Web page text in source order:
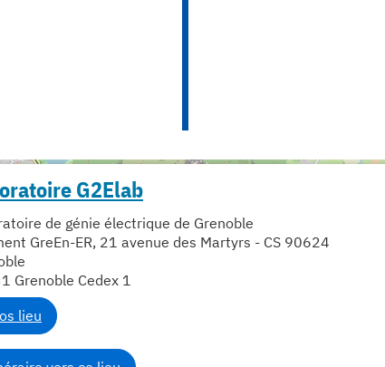
G2Elab
de génie électrique de Grenoble
GreEn-ER, 21 avenue des Martyrs - CS 90624
Grenoble Cedex 1
lieu